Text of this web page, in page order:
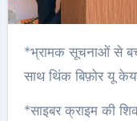
*भ्रामक सूचनाओं से बचने के लिए थिंक बिफ़ोर यू शेयर के साथ
साथ थिंक बिफ़ोर यू
*साइबर क्राइम की